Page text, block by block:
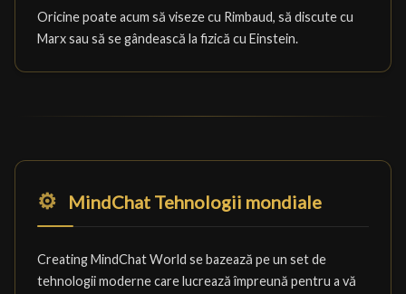
Oricine poate acum să viseze cu Rimbaud, să discute cu
Marx sau să se gândească la fizică cu Einstein.
⚙️ MindChat Tehnologii mondiale
Creating MindChat World se bazează pe un set de
tehnologii moderne care lucrează împreună pentru a vă